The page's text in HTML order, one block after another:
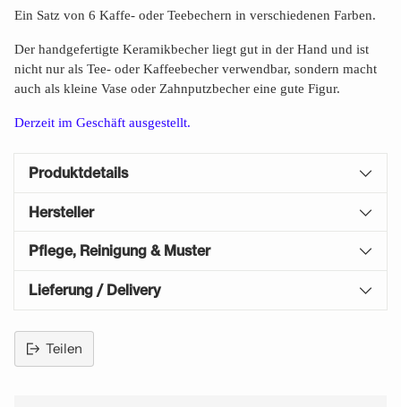
Ein Satz von 6 Kaffe- oder Teebechern in verschiedenen Farben.
Der handgefertigte Keramikbecher liegt gut in der Hand und ist
nicht nur als Tee- oder Kaffeebecher verwendbar, sondern macht
auch als kleine Vase oder Zahnputzbecher eine gute Figur.
Derzeit im Geschäft ausgestellt.
Produktdetails
Hersteller
Pflege, Reinigung & Muster
Lieferung / Delivery
Teilen